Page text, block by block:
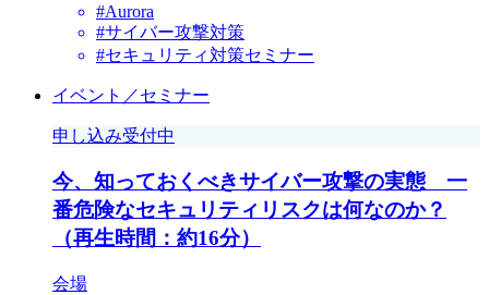
#Aurora
#サイバー攻撃対策
#セキュリティ対策セミナー
イベント／セミナー
申し込み受付中
今、知っておくべきサイバー攻撃の実態 一
番危険なセキュリティリスクは何なのか？
（再生時間：約16分）
会場